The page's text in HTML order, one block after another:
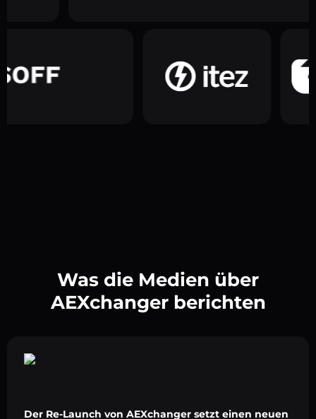
Was die Medien über
AEXchanger berichten
Der Re-Launch von AEXchanger setzt einen neuen